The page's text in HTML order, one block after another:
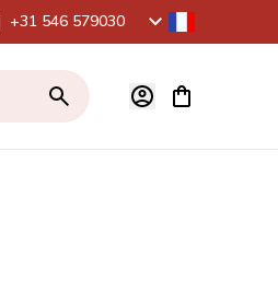
+31 546 579030
Voir le